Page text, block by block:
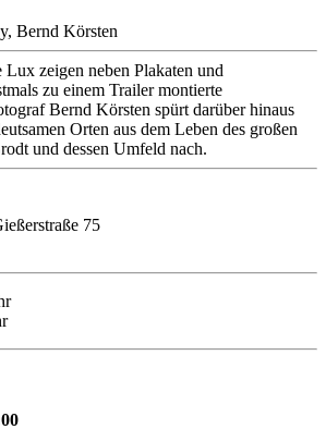
Bernd Körsten
zeigen neben Plakaten und
zu einem Trailer montierte
Bernd Körsten spürt darüber hinaus
Orten aus dem Leben des großen
und dessen Umfeld nach.
75